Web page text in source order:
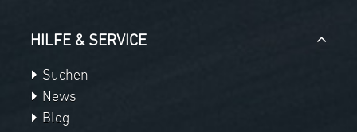
HILFE & SERVICE
Suchen
News
Blog